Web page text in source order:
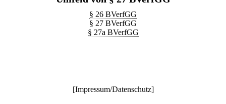
§ 26 BVerfGG
§ 27 BVerfGG
§ 27a BVerfGG
[Impressum/Datenschutz]